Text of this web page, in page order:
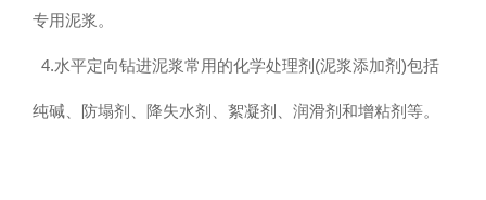
专用泥浆。
4.水平定向钻进泥浆常用的化学处理剂(泥浆添加剂)包括
纯碱、防塌剂、降失水剂、絮凝剂、润滑剂和增粘剂等。